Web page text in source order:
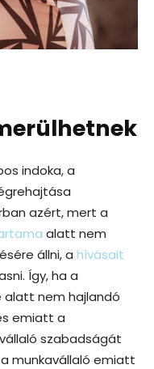
indoka, a
azért, mert a
alatt nem
állni, a hívásait
Így, ha a
alatt nem hajlandó
emiatt a
szabadságát
munkavállaló emiatt